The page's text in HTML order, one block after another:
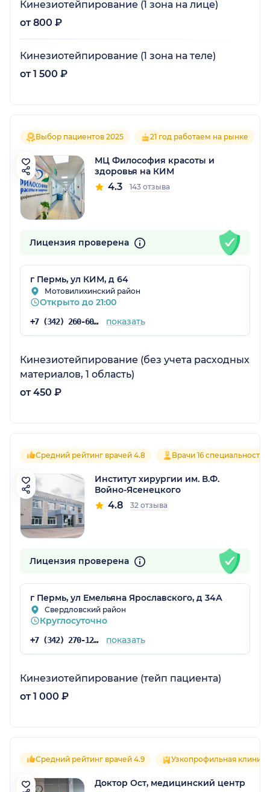
Кинезиотейпирование (1 зона на лице)
от 800 ₽
Кинезиотейпирование (1 зона на теле)
от 1 500 ₽
Выбор пациентов 2025 21 год работаем на рынке
МЦ Философия красоты и
здоровья на КИМ
4.3 143 отзыва
Лицензия проверена
г Пермь, ул КИМ, д 64
Мотовилихинский район
Открыто до 21:00
+7 (342) 260-60-60 показать
Кинезиотейпирование (без учета расходных
материалов, 1 область)
от 450 ₽
Средний рейтинг врачей 4.8 Врачи 16 специальностей
Институт хирургии им. В.Ф.
Войно-Ясенецкого
4.8 32 отзыва
Лицензия проверена
г Пермь, ул Емельяна Ярославского, д 34А
Свердловский район
Круглосуточно
+7 (342) 270-12-21 показать
Кинезиотейпирование (тейп пациента)
от 1 000 ₽
Средний рейтинг врачей 4.9 Узкопрофильная клиника
Доктор Ост, медицинский центр